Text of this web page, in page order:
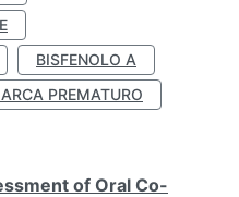
BISFENOLO A
PREMATURO
of Oral Co-